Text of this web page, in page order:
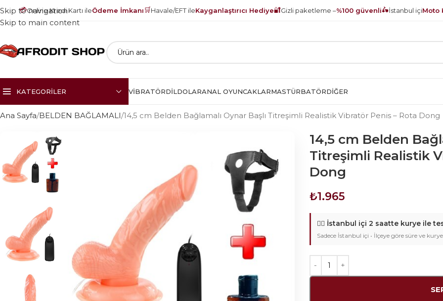
💳Online Kredi Kartı ileÖdeme İmkanı🛒Havale/EFT ileKayganlaştırıcı Hediye🔐Gizli paketleme –%100 güvenli🛵İstanbul içiMoto
Skip to navigation
Skip to main content
KATEGORILER VIBRATÖRDILDOLARANAL OYUNCAKLARMASTÜRBATÖRDIĞER
Ana Sayfa BELDEN BAĞLAMALI 14,5 cm Belden Bağlamalı Oynar Başlı Titreşimli Realistik Vibratör Penis – Rota Dong
14,5 cm Belden
Titreşimli Realistik
Dong
₺1.965
🚴‍♂️ İstanbul içi 2 saatte kurye ile
Sadece İstanbul içi • İlçeye göre süre ve